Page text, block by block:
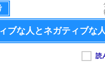
ブな人とネガティブな